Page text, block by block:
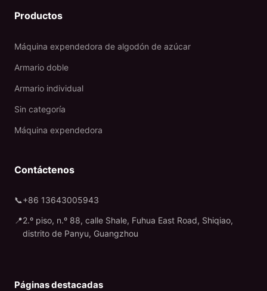
Productos
Máquina expendedora de algodón de azúcar
Armario doble
Armario individual
Sin categoría
Máquina expendedora
Contáctenos
📞+86 13643005943
📍2.º piso, n.º 88, calle Shale, Fuhua East Road, Shiqiao,
distrito de Panyu, Guangzhou
Páginas destacadas